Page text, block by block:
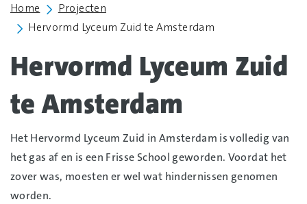
Home
Projecten
Hervormd Lyceum Zuid te Amsterdam
Hervormd Lyceum Zuid
te Amsterdam
Het Hervormd Lyceum Zuid in Amsterdam is volledig van
het gas af en is een Frisse School geworden. Voordat het
zover was, moesten er wel wat hindernissen genomen
worden.